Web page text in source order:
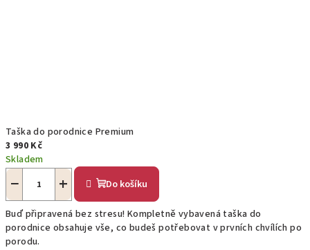
Taška do porodnice Premium
3 990 Kč
Skladem
+
− Do košíku
Buď připravená bez stresu! Kompletně vybavená taška do
porodnice obsahuje vše, co budeš potřebovat v prvních chvílích po
porodu.